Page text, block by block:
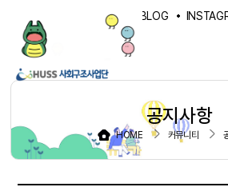
NAVER BLOG
공지사항
HOME 커뮤니티